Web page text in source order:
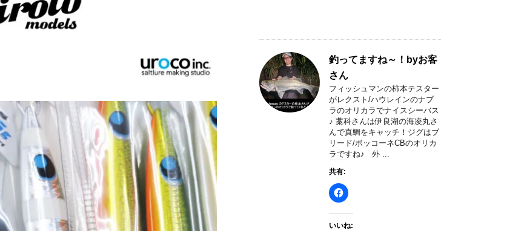
釣ってますね～！byお客
さん
フィッシュマンの柿本テスター
がレクスト/ハウレインのナブ
ラのオリカラでナイスシーバス
♪ 藁科さんは伊良湖の海凌丸さ
んで真鯛をキャッチ！ジグはブ
リード/ボッコーネCBのオリカ
ラですね♪ 外 ...
共有:
いいね: